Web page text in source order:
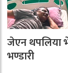
जेएन थपलिया
भण्डारी